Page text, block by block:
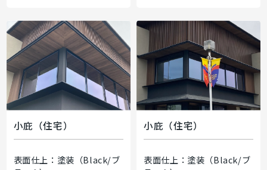
小庇（住宅）
表面仕上：塗装（Black/ブ
小庇（住宅）
表面仕上：塗装（Black/ブ